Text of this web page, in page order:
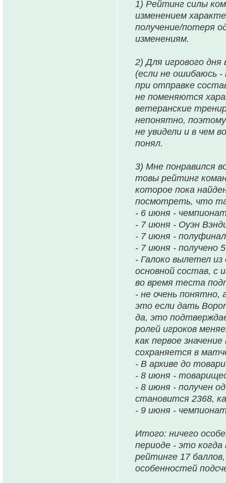
1) Рейтинг силы
изменением
получение/потеря
изменениям.
2) Для игрового
(если не ошибаюсь
при отправке
не поменяются
ветеранские
непонятно,
не увидели и в чем
понял.
3) Мне понравился
товы рейтинг
которое пока
посмотреть, что
- 6 июня -
- 7 июня - Оуэн
- 7 июня -
- 7 июня - получено
- Галоко вылетел
основной состав, с
во время теста
- не очень понятно,
это если дать
да, это
ролей игроков
как первое
сохраняется в
- В архиве до
- 8 июня -
- 8 июня - получен
становится 2368,
- 9 июня -
Итого: ничего
периоде - это когда
рейтинге 17
особенностей